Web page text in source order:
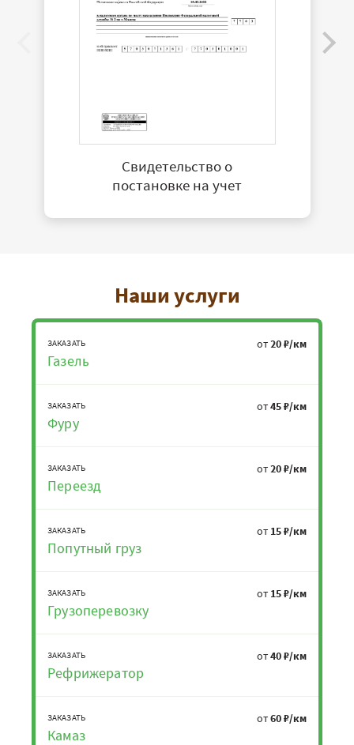
Свидетельство о
постановке на учет
Наши услуги
ЗАКАЗАТЬ
Газель
от20 ₽/км
ЗАКАЗАТЬ
Фуру
от45 ₽/км
ЗАКАЗАТЬ
Переезд
от20 ₽/км
ЗАКАЗАТЬ
Попутный груз
от 15 ₽/км
ЗАКАЗАТЬ
Грузоперевозку
от 15 ₽/км
ЗАКАЗАТЬ
Рефрижератор
от40 ₽/км
ЗАКАЗАТЬ
Камаз
от60 ₽/км